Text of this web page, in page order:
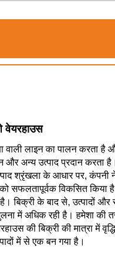
वेयरहाउस
वाली लाइन का पालन करता है
और अन्य उत्पाद प्रदान करता
श्रृंखला के आधार पर, कंपनी ने
सफलतापूर्वक विकसित किया
है। बिक्री के बाद से, उत्पादों
में अधिक रही है। हमेशा की
की बिक्री की मात्रा में
में से एक बन गया है।